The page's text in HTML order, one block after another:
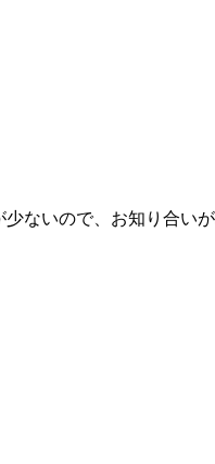
ないので、お知り合い